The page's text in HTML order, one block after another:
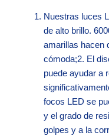
Nuestras luces
de alto brillo.
amarillas hacen
cómoda;2. El
puede ayudar a
focos LED se
y el grado de
golpes y a la